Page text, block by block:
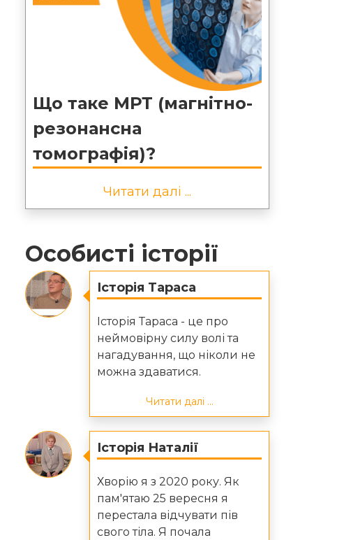
Що таке МРТ (магнітно-
резонансна
томографія)?
Читати далі ...
Особисті історії
Історія Тараса
Історія Тараса - це про
неймовірну силу волі та
нагадування, що ніколи не
можна здаватися.
Читати далі ...
Історія Наталії
Хворію я з 2020 року. Як
пам'ятаю 25 вересня я
перестала відчувати пів
свого тіла. Я почала